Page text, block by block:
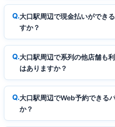
大口駅周辺で現金払いができ
すか？
大口駅周辺で系列の他店舗も
はありますか？
大口駅周辺でWeb予約できる
か？